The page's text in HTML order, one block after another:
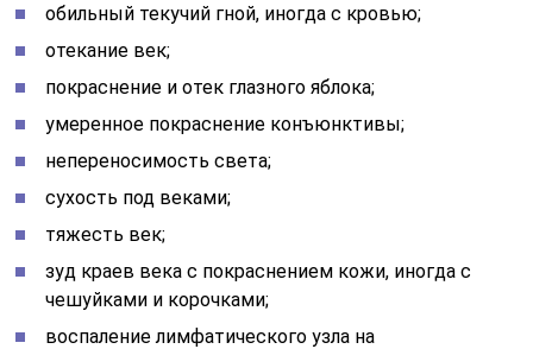
обильный текучий гной, иногда с кровью;
отекание век;
покраснение и отек глазного яблока;
умеренное покраснение конъюнктивы;
непереносимость света;
сухость под веками;
тяжесть век;
зуд краев века с покраснением кожи, иногда с
чешуйками и корочками;
воспаление лимфатического узла на